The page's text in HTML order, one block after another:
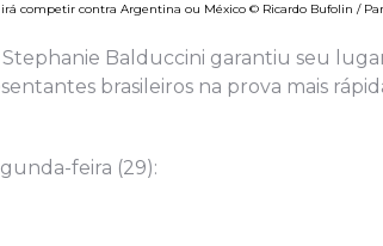
competir contra Argentina ou México © Ricardo Bufolin /
Balduccini garantiu seu
brasileiros na prova mais
feira (29):